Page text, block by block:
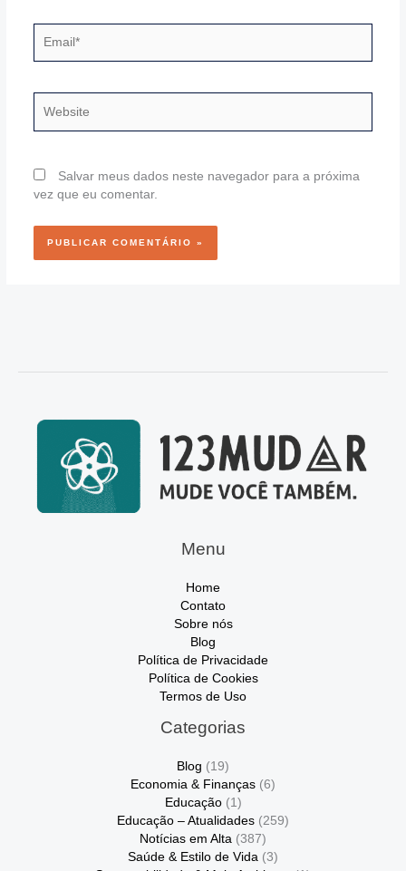
Salvar meus dados neste navegador para a próxima
vez que eu comentar.
Menu
Home
Contato
Sobre nós
Blog
Política de Privacidade
Política de Cookies
Termos de Uso
Categorias
Blog (19)
Economia & Finanças (6)
Educação(1)
Educação – Atualidades (259)
Notícias em Alta (387)
Saúde & Estilo de Vida (3)